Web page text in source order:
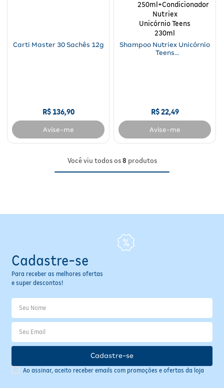
Carti Master 30 Sachês 12g
R$136,90
Avise-me
Shampoo Nutriex Unicórnio
Teens
R$22,49
Avise-me
Você viu todos os8 produtos
Cadastre-se
Para receber as melhores ofertas
e super descontos!
Ao assinar, aceito receber emails com promoções e ofertas da loja
Cadastre-se